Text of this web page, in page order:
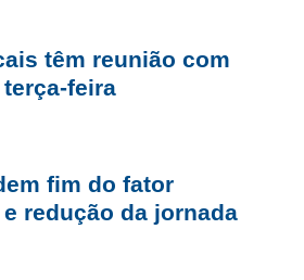
têm reunião com
feira
fim do fator
redução da jornada